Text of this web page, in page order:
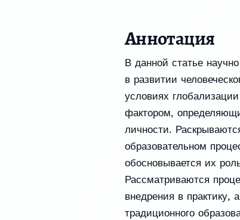
Аннотация
В данной статье
в развитии
условиях
фактором,
личности.
образовательном
обосновывается их
Рассматриваются
внедрения в практику,
традиционного